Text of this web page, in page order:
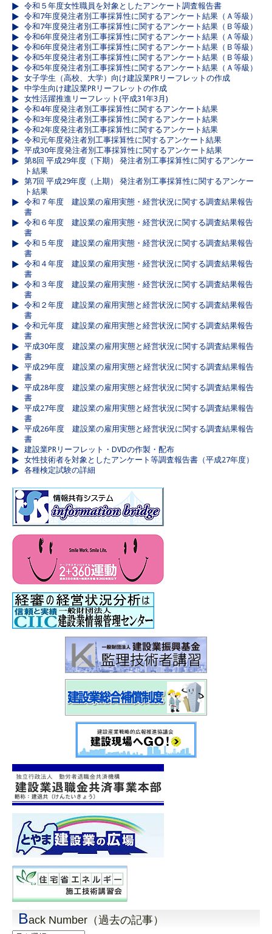
令和５年度女性職員を対象としたアンケート調査報告書
令和7年度発注者別工事採算性に関するアンケート結果（Ａ等級）
令和7年度発注者別工事採算性に関するアンケート結果（Ｂ等級）
令和6年度発注者別工事採算性に関するアンケート結果（Ａ等級）
令和6年度発注者別工事採算性に関するアンケート結果（Ｂ等級）
令和5年度発注者別工事採算性に関するアンケート結果（Ｂ等級）
令和5年度発注者別工事採算性に関するアンケート結果（Ａ等級）
女子学生（高校、大学）向け建設業PRリーフレットの作成
中学生向け建設業PRリーフレットの作成
女性活躍推進リーフレット(平成31年3月)
令和4年度発注者別工事採算性に関するアンケート結果
令和3年度発注者別工事採算性に関するアンケート結果
令和2年度発注者別工事採算性に関するアンケート結果
令和元年度発注者別工事採算性に関するアンケート結果
平成30年度発注者別工事採算性に関するアンケート結果
第8回 平成29年度（下期） 発注者別工事採算性に関するアンケー
ト結果
第7回 平成29年度（上期） 発注者別工事採算性に関するアンケー
ト結果
令和７年度 建設業の雇用実態・経営状況に関する調査結果報告
書
令和６年度 建設業の雇用実態・経営状況に関する調査結果報告
書
令和５年度 建設業の雇用実態・経営状況に関する調査結果報告
書
令和４年度 建設業の雇用実態・経営状況に関する調査結果報告
書
令和３年度 建設業の雇用実態・経営状況に関する調査結果報告
書
令和２年度 建設業の雇用実態と経営状況に関する調査結果報告
書
令和元年度 建設業の雇用実態と経営状況に関する調査結果報告
書
平成30年度 建設業の雇用実態と経営状況に関する調査結果報告
書
平成29年度 建設業の雇用実態と経営状況に関する調査結果報告
書
平成28年度 建設業の雇用実態と経営状況に関する調査結果報告
書
平成27年度 建設業の雇用実態と経営状況に関する調査結果報告
書
平成26年度 建設業の雇用実態と経営状況に関する調査結果報告
書
建設業PRリーフレット・DVDの作製・配布
女性技術者を対象としたアンケート等調査報告書（平成27年度）
各種検定試験の詳細
Back Number（過去の記事）